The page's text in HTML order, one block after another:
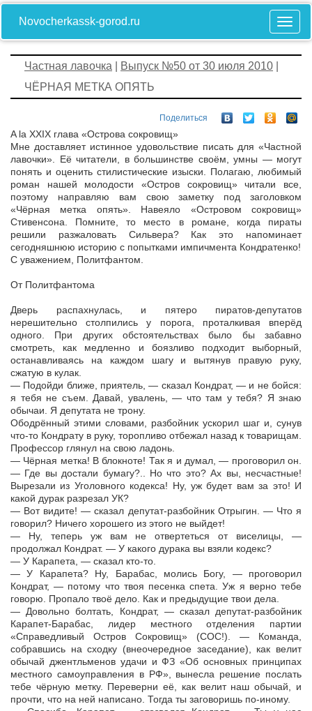
Novocherkassk-gorod.ru
Частная лавочка Выпуск №50 от 30 июля 2010
ЧЁРНАЯ МЕТКА ОПЯТЬ
Поделиться
A la XXIX глава «Острова сокровищ»
Мне доставляет истинное удовольствие писать для «Частной
лавочки». Её читатели, в большинстве своём, умны — могут
понять и оценить стилистические изыски. Полагаю, любимый
роман нашей молодости «Остров сокровищ» читали все,
поэтому направляю вам свою заметку под заголовком
«Чёрная метка опять». Навеяло «Островом сокровищ»
Стивенсона. Помните, то место в романе, когда пираты
решили разжаловать Сильвера? Как это напоминает
сегодняшнюю историю с попытками импичмента Кондратенко!
С уважением, Политфантом.
От Политфантома
Дверь распахнулась, и пятеро пиратов-депутатов
нерешительно столпились у порога, проталкивая вперёд
одного. При других обстоятельствах было бы забавно
смотреть, как медленно и боязливо подходит выборный,
останавливаясь на каждом шагу и вытянув правую руку,
сжатую в кулак.
— Подойди ближе, приятель, — сказал Кондрат, — и не бойся:
я тебя не съем. Давай, увалень, — что там у тебя? Я знаю
обычаи. Я депутата не трону.
Ободрённый этими словами, разбойник ускорил шаг и, сунув
что-то Кондрату в руку, торопливо отбежал назад к товарищам.
Профессор глянул на свою ладонь.
— Чёрная метка! В блокноте! Так я и думал, — проговорил он.
— Где вы достали бумагу?.. Но что это? Ах вы, несчастные!
Вырезали из Уголовного кодекса! Ну, уж будет вам за это! И
какой дурак разрезал УК?
— Вот видите! — сказал депутат-разбойник Отрыгин. — Что я
говорил? Ничего хорошего из этого не выйдет!
— Ну, теперь уж вам не отвертеться от виселицы, —
продолжал Кондрат. — У какого дурака вы взяли кодекс?
— У Карапета, — сказал кто-то.
— У Карапета? Ну, Барабас, молись Богу, — проговорил
Кондрат, — потому что твоя песенка спета. Уж я верно тебе
говорю. Пропало твоё дело. Как и предыдущие твои дела.
— Довольно болтать, Кондрат, — сказал депутат-разбойник
Карапет-Барабас, лидер местного отделения партии
«Справедливый Остров Сокровищ» (СОС!). — Команда,
собравшись на сходку (внеочередное заседание), как велит
обычай джентльменов удачи и ФЗ «Об основных принципах
местного самоуправления в РФ», вынесла решение послать
тебе чёрную метку. Переверни её, как велит наш обычай, и
прочти, что на ней написано. Тогда ты заговоришь по-иному.